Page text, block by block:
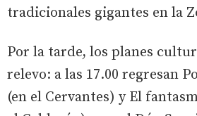
tradicionales gigantes en la
Por la tarde, los planes
relevo: a las 17.00 regresan
(en el Cervantes) y El